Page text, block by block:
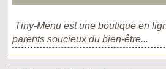
Tiny-Menu est une boutique en
parents soucieux du bien-être...